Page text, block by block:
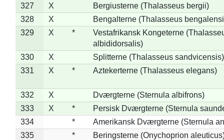
327
X
Bergiusterne (Thalasseus bergii)
328
X
Bengalterne (Thalasseus
329
X *
Vestafrikansk Kongeterne
albididorsalis)
330
X
Splitterne (Thalasseus sandvicensis)
331
X * Aztekerterne (Thalasseus elegans)
332 X
Dværgterne (Sternula albifrons)
333
X *
Persisk Dværgterne (Sternula
334
*
Amerikansk Dværgterne (Sternula
335
* Beringsterne (Onychoprion